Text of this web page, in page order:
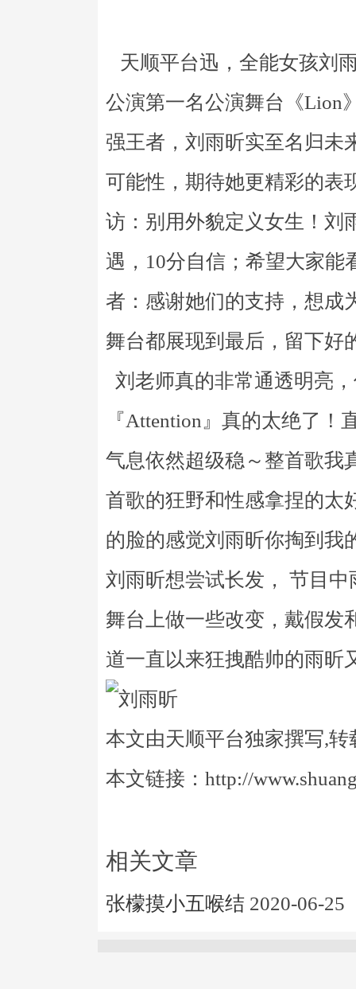
天顺平台迅，全能女孩刘
公演第一名公演舞台《Lion
强王者，刘雨昕实至名归未
可能性，期待她更精彩的表
访：别用外貌定义女生！刘
遇，10分自信；希望大家能
者：感谢她们的支持，想成
舞台都展现到最后，留下好
刘老师真的非常通透明亮
『Attention』真的太绝了
气息依然超级稳～整首歌我
首歌的狂野和性感拿捏的太
的脸的感觉刘雨昕你掏到我
刘雨昕想尝试长发， 节目
舞台上做一些改变，戴假发
道一直以来狂拽酷帅的雨昕
本文由天顺平台独家撰写,转
本文链接：http://
相关文章
张檬摸小五喉结 2020-06-25